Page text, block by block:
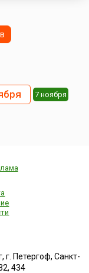
попыткой госу...
7 ноября
г. Петергоф, Санкт-
434